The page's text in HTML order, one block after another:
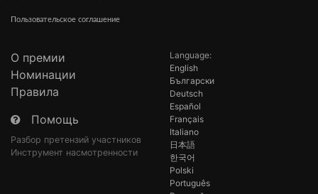
Пользовательское соглашение
О премии
Номинации
Правила
Помощь
Разбор претензий участников
Инструмент насмотренности
Language:
English
Български
Deutsch
Español
Français
Italiano
日本語
한국어
Polski
Português